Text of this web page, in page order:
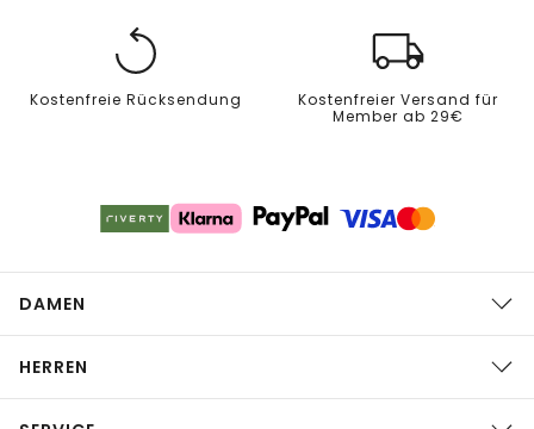
Kostenfreie Rücksendung
Kostenfreier Versand für
Member ab 29€
DAMEN
HERREN